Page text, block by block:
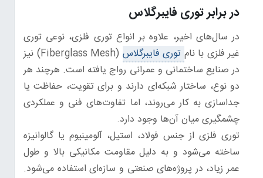
در برابر توری فایبرگلاس
در سال‌های اخیر، علاوه بر انواع توری فلزی، نوعی توری
غیر فلزی با نام توری فایبرگلاس
(Fiberglass Mesh) نیز
در صنایع ساختمانی و عمرانی رواج یافته است. هرچند هر
دو نوع، ساختار شبکه‌ای دارند و برای تقویت، حفاظت یا
جداسازی به کار می‌روند، اما تفاوت‌های فنی و عملکردی
چشمگیری میان آن‌ها وجود دارد.
توری فلزی از جنس فولاد، استیل، آلومینیوم یا گالوانیزه
ساخته می‌شود و به دلیل مقاومت مکانیکی بالا و طول
عمر زیاد، در پروژه‌های صنعتی و سازه‌ای استفاده می‌شود.